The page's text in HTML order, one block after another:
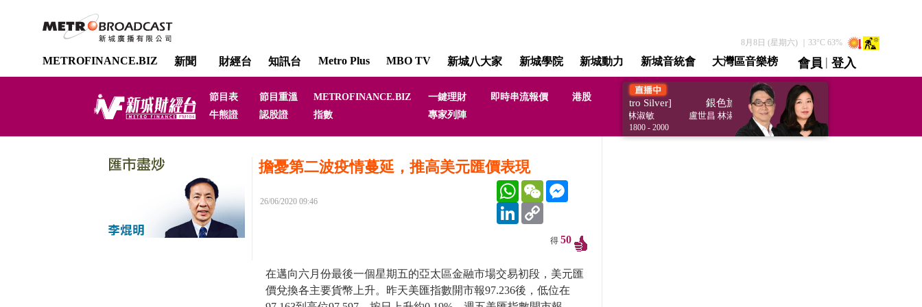
8月8日 (星期六) ｜ 33°C 63%
METROFINANCE.BIZ 新聞 財經台 知訊台 Metro Plus MBO TV 新城八大家 新城學院 新城動力 新城音統會 大灣區音樂榜 會員 | 登入
直播 / 重溫
節目表 節目重溫 METROFINANCE.BIZ 一鍵理財 即時串流報價
港股
牛熊證
認股證 指數 專家列陣
銀色旅途 [Metro Silver] 銀色旅途 [Metro Silver]
盧世昌 林淑敏 盧世昌 林淑敏
1800 - 2000
擔憂第二波疫情蔓延，推高美元匯價表現
26/06/2020 09:46
WhatsAppWeChat
LinkedIn
得 50
在邁向六月份最後一個星期五的亞太區金融市場交易初段，美元匯
價兌換各主要貨幣上升。昨天美匯指數開市報97.236後，低位在